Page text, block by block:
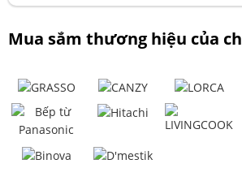
Mua sắm thương hiệu của